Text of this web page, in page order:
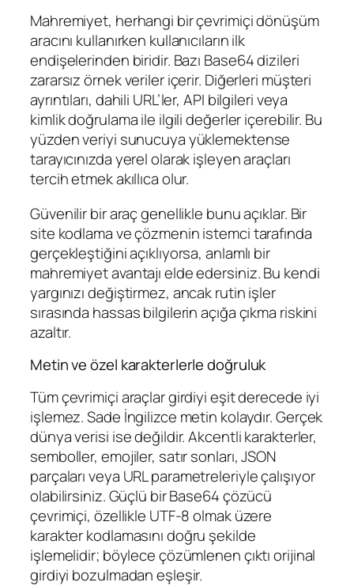
Mahremiyet, herhangi bir çevrimiçi dönüşüm
aracını kullanırken kullanıcıların ilk
endişelerinden biridir. Bazı Base64 dizileri
zararsız örnek veriler içerir. Diğerleri müşteri
ayrıntıları, dahili URL’ler, API bilgileri veya
kimlik doğrulama ile ilgili değerler içerebilir. Bu
yüzden veriyi sunucuya yüklemektense
tarayıcınızda yerel olarak işleyen araçları
tercih etmek akıllıca olur.
Güvenilir bir araç genellikle bunu açıklar. Bir
site kodlama ve çözmenin istemci tarafında
gerçekleştiğini açıklıyorsa, anlamlı bir
mahremiyet avantajı elde edersiniz. Bu kendi
yargınızı değiştirmez, ancak rutin işler
sırasında hassas bilgilerin açığa çıkma riskini
azaltır.
Metin ve özel karakterlerle doğruluk
Tüm çevrimiçi araçlar girdiyi eşit derecede iyi
işlemez. Sade İngilizce metin kolaydır. Gerçek
dünya verisi ise değildir. Akcentli karakterler,
semboller, emojiler, satır sonları, JSON
parçaları veya URL parametreleriyle çalışıyor
olabilirsiniz. Güçlü bir Base64 çözücü
çevrimiçi, özellikle UTF-8 olmak üzere
karakter kodlamasını doğru şekilde
işlemelidir; böylece çözümlenen çıktı orijinal
girdiyi bozulmadan eşleşir.